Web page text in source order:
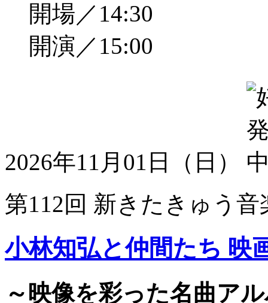
開場／14:30
開演／15:00
2026年11月01日（日）
第112回 新きたきゅう音
小林知弘と仲間たち 映
～映像を彩った名曲ア